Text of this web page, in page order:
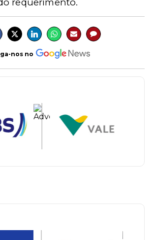
requerimento.
nos no